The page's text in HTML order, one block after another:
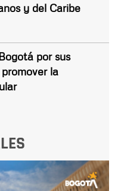
y del Caribe
por sus
la